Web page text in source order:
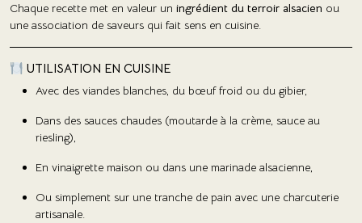
Chaque recette met en valeur un ingrédient du terroir alsacien ou
une association de saveurs qui fait sens en cuisine.
UTILISATION EN CUISINE
Avec des viandes blanches, du bœuf froid ou du gibier,
Dans des sauces chaudes (moutarde à la crème, sauce au
riesling),
En vinaigrette maison ou dans une marinade alsacienne,
Ou simplement sur une tranche de pain avec une charcuterie
artisanale.